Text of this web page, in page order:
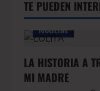
TE PUEDEN
Noticias
LA HISTORIA A
MI MADRE